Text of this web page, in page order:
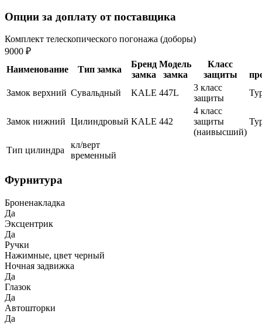
Опции за доплату от поставщика
Комплект телескопического погонажа (доборы)
9000 ₽
Наименование
Тип замка
Бренд
замка
Модель
замка
Класс
защиты
Замок верхний Сувальдный KALE 447L
3 класс
защиты
Замок нижний Цилиндровый KALE 442
4 класс
защиты
(наивысший)
Тип цилиндра
кл/верт
временный
Фурнитура
Броненакладка
Да
Эксцентрик
Да
Ручки
Нажимные, цвет черный
Ночная задвижка
Да
Глазок
Да
Автошторки
Да